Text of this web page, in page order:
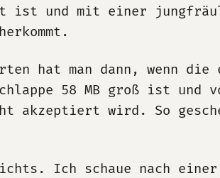
ist und mit einer
hat man dann, wenn die
58 MB groß ist und
akzeptiert wird. So
Ich schaue nach einer